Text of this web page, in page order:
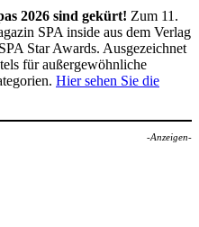
2026 sind gekürt! Zum 11.
SPA inside aus dem Verlag
Star Awards. Ausgezeichnet
für außergewöhnliche
Hier sehen Sie die
-Anzeigen-